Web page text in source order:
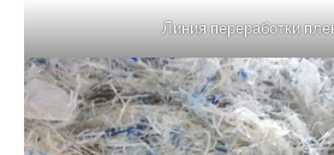
Линия переработки